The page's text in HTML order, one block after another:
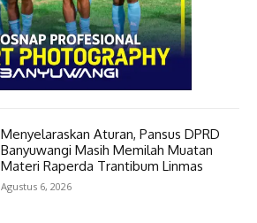
Menyelaraskan Aturan, Pansus DPRD
Banyuwangi Masih Memilah Muatan
Materi Raperda Trantibum Linmas
Agustus 6, 2026